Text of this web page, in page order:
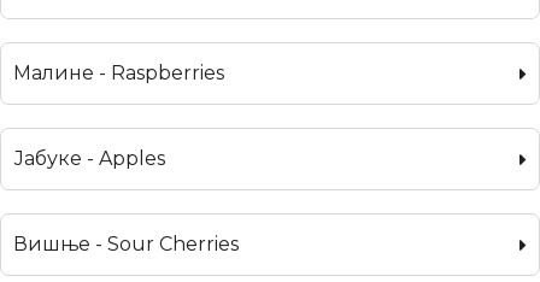
Малине - Raspberries
Јабуке - Apples
Вишње - Sour Cherries